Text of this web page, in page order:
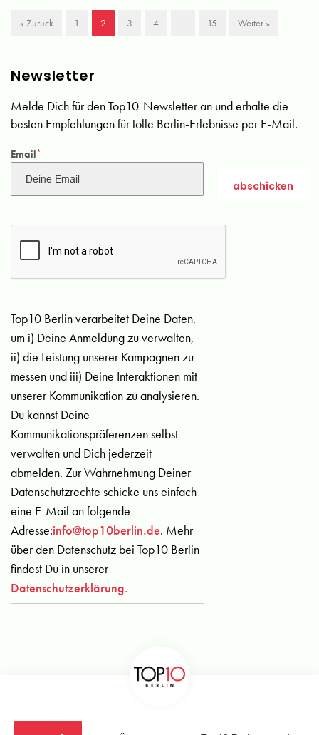
« Zurück 1 2 3 4 … 15 Weiter »
Newsletter
Melde Dich für den Top10-Newsletter an und erhalte die
besten Empfehlungen für tolle Berlin-Erlebnisse per E-Mail.
Email*
Top10 Berlin verarbeitet Deine Daten,
um i) Deine Anmeldung zu verwalten,
ii) die Leistung unserer Kampagnen zu
messen und iii) Deine Interaktionen mit
unserer Kommunikation zu analysieren.
Du kannst Deine
Kommunikationspräferenzen selbst
verwalten und Dich jederzeit
abmelden. Zur Wahrnehmung Deiner
Datenschutzrechte schicke uns einfach
eine E-Mail an folgende
Adresse:info@top10berlin.de. Mehr
über den Datenschutz bei Top10 Berlin
findest Du in unserer
Datenschutzerklärung.